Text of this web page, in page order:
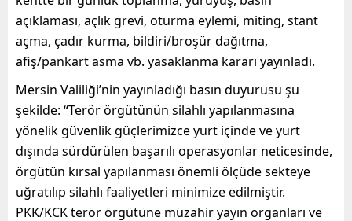
açıklaması, açlık grevi, oturma eylemi, miting, stant
açma, çadır kurma, bildiri/broşür dağıtma,
afiş/pankart asma vb. yasaklanma kararı yayınladı.
Mersin Valiliği’nin yayınladığı basın duyurusu şu
şekilde: “Terör örgütünün silahlı yapılanmasına
yönelik güvenlik güçlerimizce yurt içinde ve yurt
dışında sürdürülen başarılı operasyonlar neticesinde,
örgütün kırsal yapılanması önemli ölçüde sekteye
uğratılıp silahlı faaliyetleri minimize edilmiştir.
PKK/KCK terör örgütüne müzahir yayın organları ve